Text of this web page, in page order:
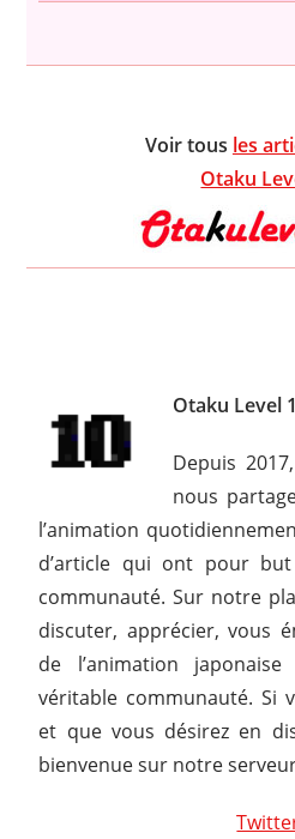
Voir tous les
Otaku
Otaku Level
Depuis
nous
l’animation
d’article qui ont pour
communauté. Sur notre
discuter, apprécier, vous
de l’animation
véritable communauté. Si
et que vous désirez en
bienvenue sur notre